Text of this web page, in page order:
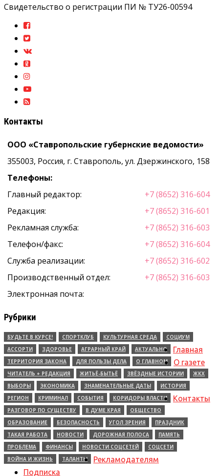
Свидетельство о регистрации ПИ № ТУ26-00594
Контакты
ООО «Ставропольские губернские ведомости»
355003, Россия, г. Ставрополь, ул. Дзержинского, 158
Телефоны:
Главный редактор:
+7 (8652) 316-604
Редакция:
+7 (8652) 316-601
Рекламная служба:
+7 (8652) 316-603
Телефон/факс:
+7 (8652) 316-604
Служба реализации:
+7 (8652) 316-602
Производственный отдел:
+7 (8652) 316-603
Электронная почта:
Рубрики
БУДЬТЕ В КУРСЕ! СПОРТКЛУБ КУЛЬТУРНАЯ СРЕДА
СОЦИУМ
АССОРТИ
ЗДОРОВЬЕ АГРАРНЫЙ КРАЙ
АКТУАЛЬНО
ТЕРРИТОРИЯ ЗАКОНА
ДЛЯ ПОЛЬЗЫ ДЕЛА
О ГЛАВНОМ
ЧИТАТЕЛЬ + РЕДАКЦИЯ
ЖИТЬЁ-БЫТЬЁ ЗВЁЗДНЫЕ ИСТОРИИ
ЖКХ
ВЫБОРЫ
ЭКОНОМИКА ЗНАМЕНАТЕЛЬНЫЕ ДАТЫ
ИСТОРИЯ
РЕГИОН
КРИМИНАЛ СОБЫТИЯ
КОРИДОРЫ ВЛАСТИ
РАЗГОВОР ПО СУЩЕСТВУ
В ДУМЕ КРАЯ
ОБЩЕСТВО
ОБРАЗОВАНИЕ
БЕЗОПАСНОСТЬ УГОЛ ЗРЕНИЯ
ПРАЗДНИК
ТАКАЯ РАБОТА
НОВОСТИ ДОРОЖНАЯ ПОЛОСА
ПАМЯТЬ
ПРОБЛЕМА
ФИНАНСЫ НОВОСТИ СОЦСЕТЕЙ
СОЦСЕТИ
ВОЙНА И ЖИЗНЬ
ТАЛАНТЫ
Главная
О газете
Контакты
Рекламодателям
Подписка